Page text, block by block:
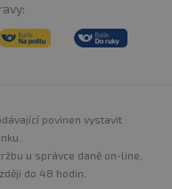
povinen vystavit
u správce daně on-line,
do 48 hodin.